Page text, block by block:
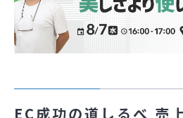
資料／コンテンツ
EC成功の道しるべ 売